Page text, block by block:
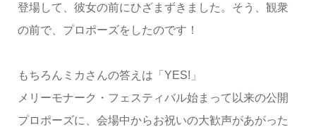
登場して、彼女の前にひざまずきました。そう、観衆
の前で、プロポーズをしたのです！
もちろんミカさんの答えは「YES!」
メリーモナーク・フェスティバル始まって以来の公開
プロポーズに、会場中からお祝いの大歓声があがった